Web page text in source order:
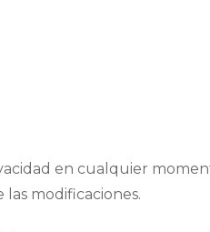
en cualquier
modificaciones.